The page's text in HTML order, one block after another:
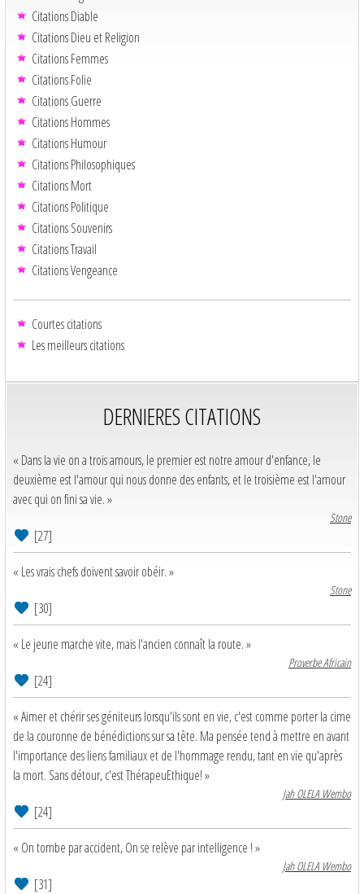
Citations Diable
Citations Dieu et Religion
Citations Femmes
Citations Folie
Citations Guerre
Citations Hommes
Citations Humour
Citations Philosophiques
Citations Mort
Citations Politique
Citations Souvenirs
Citations Travail
Citations Vengeance
Courtes citations
Les meilleurs citations
DERNIERES CITATIONS
« Dans la vie on a trois amours, le premier est notre amour d'enfance, le
deuxième est l'amour qui nous donne des enfants, et le troisième est l'amour
avec qui on fini sa vie. »
Stone
[27]
« Les vrais chefs doivent savoir obéir. »
Stone
[30]
« Le jeune marche vite, mais l'ancien connaît la route. »
Proverbe Africain
[24]
« Aimer et chérir ses géniteurs lorsqu'ils sont en vie, c'est comme porter la cime
de la couronne de bénédictions sur sa tête. Ma pensée tend à mettre en avant
l'importance des liens familiaux et de l'hommage rendu, tant en vie qu'après
la mort. Sans détour, c'est ThérapeuEthique! »
Jah OLELA Wembo
[24]
« On tombe par accident, On se relève par intelligence ! »
Jah OLELA Wembo
[31]